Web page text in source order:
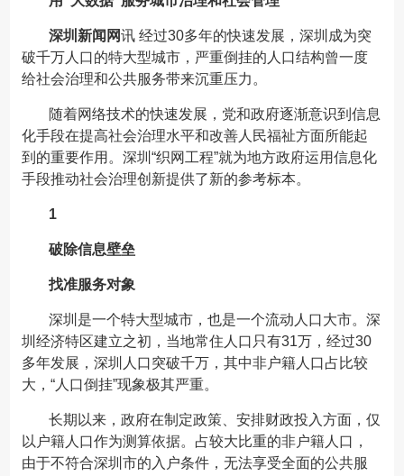
深圳新闻网讯 经过30多年的快速发展，深圳成为突
破千万人口的特大型城市，严重倒挂的人口结构曾一度
给社会治理和公共服务带来沉重压力。
随着网络技术的快速发展，党和政府逐渐意识到信息
化手段在提高社会治理水平和改善人民福祉方面所能起
到的重要作用。深圳“织网工程”就为地方政府运用信息化
手段推动社会治理创新提供了新的参考标本。
1
破除信息壁垒
找准服务对象
深圳是一个特大型城市，也是一个流动人口大市。深
圳经济特区建立之初，当地常住人口只有31万，经过30
多年发展，深圳人口突破千万，其中非户籍人口占比较
大，“人口倒挂”现象极其严重。
长期以来，政府在制定政策、安排财政投入方面，仅
以户籍人口作为测算依据。占较大比重的非户籍人口，
由于不符合深圳市的入户条件，无法享受全面的公共服